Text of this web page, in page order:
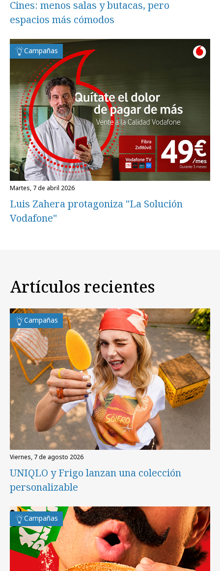
Cines: menos salas y butacas, pero
espacios más cómodos
Campañas
martes, 7 de abril 2026
Luis Zahera protagoniza "La Solución
Vodafone"
Artículos recientes
Campañas
viernes, 7 de agosto 2026
UNIQLO y Frigo lanzan una colección
personalizable
Campañas